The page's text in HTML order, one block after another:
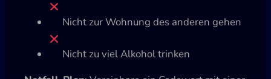
Nicht zur Wohnung des anderen gehen
Nicht zu viel Alkohol trinken